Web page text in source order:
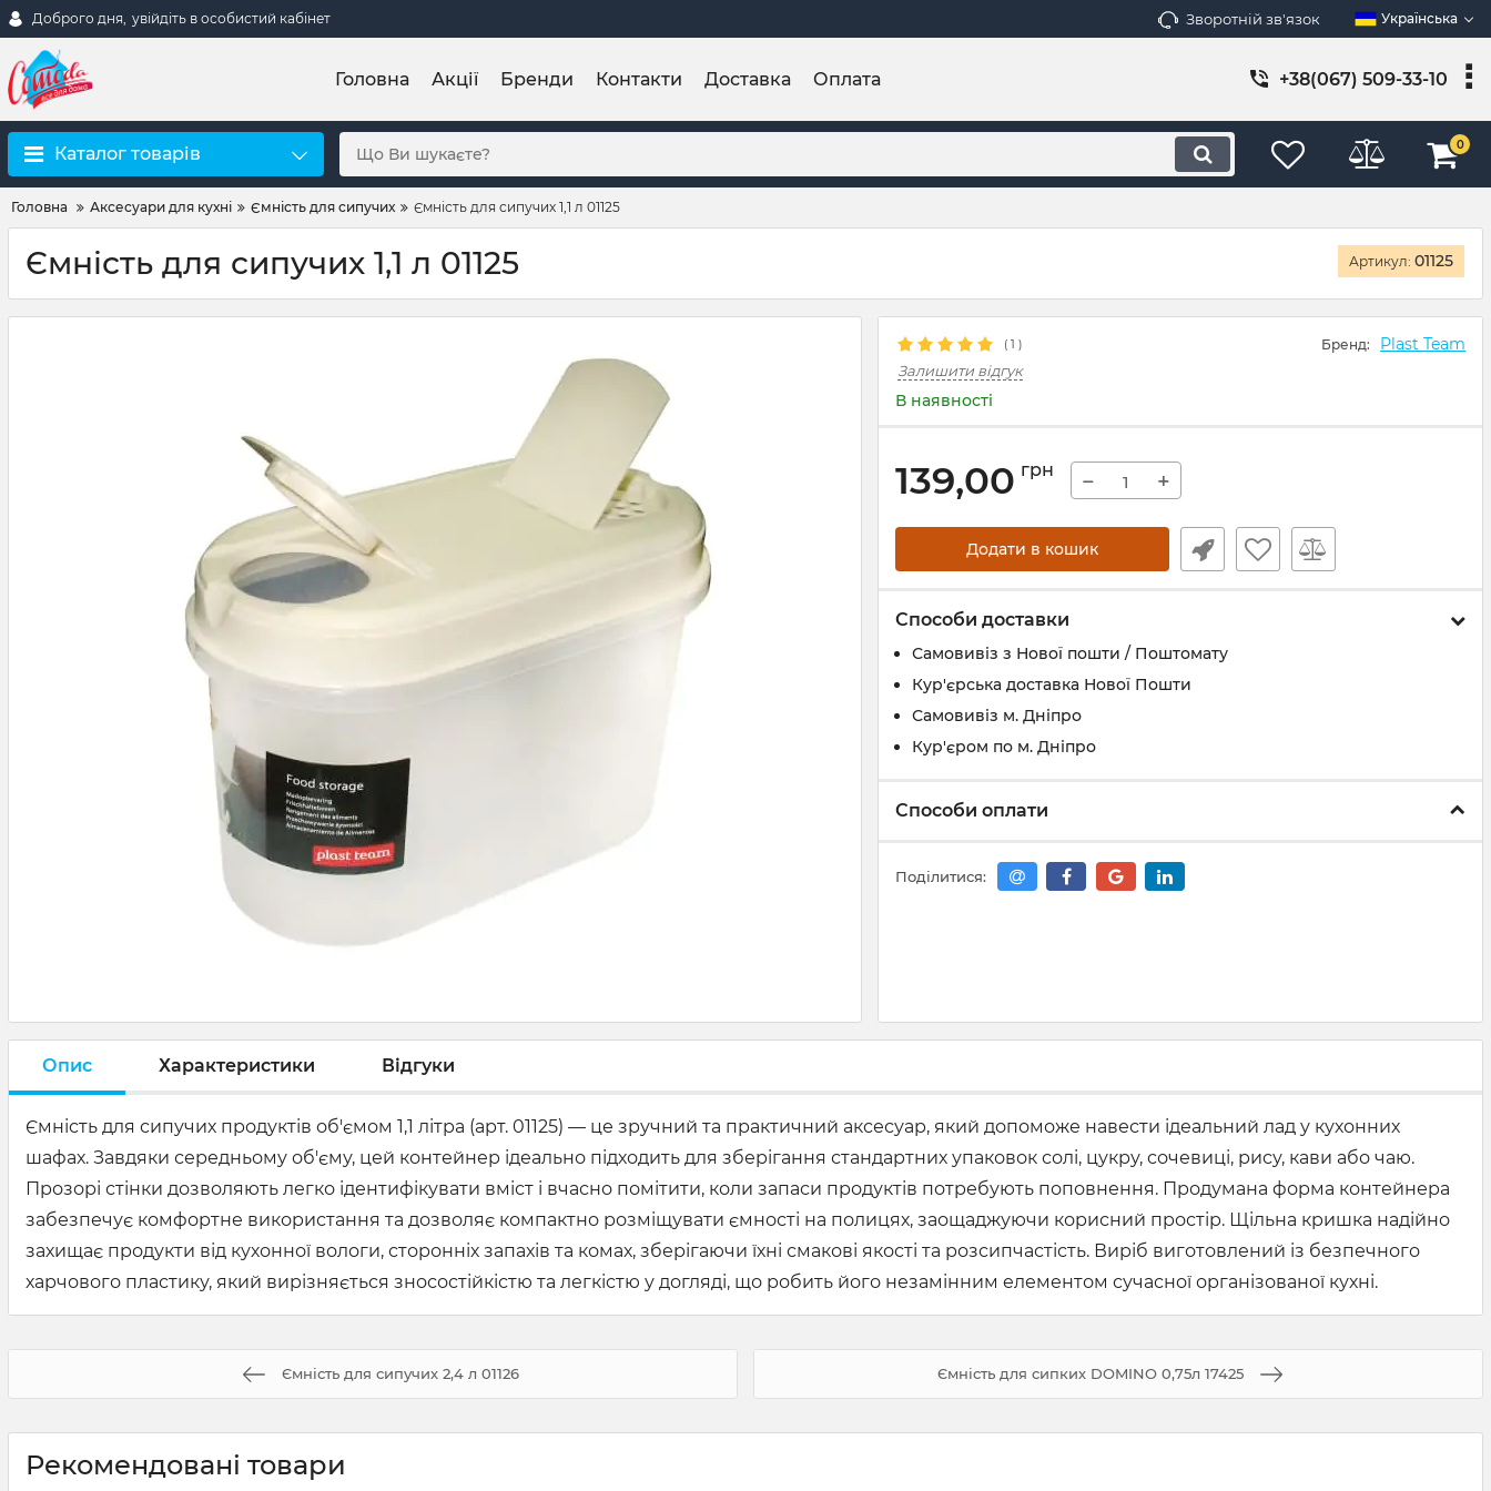
Доброго дня, увійдіть в особистий кабінет Зворотній зв'язок Українська
Головна Акції Бренди Контакти Доставка Оплата +38(067) 509-33-10
Каталог товарів 0
Головна Аксесуари для кухні Ємність для сипучих Ємність для сипучих 1,1 л 01125
Ємність для сипучих 1,1 л 01125 Артикул: 01125
( 1 ) Бренд: Plast Team
Залишити відгук
В наявності
139,00 грн − +
Додати в кошик
Способи доставки
Самовивіз з Нової пошти / Поштомату
Кур'єрська доставка Нової Пошти
Самовивіз м. Дніпро
Кур'єром по м. Дніпро
Способи оплати
Поділитися:
Опис Характеристики Відгуки
Ємність для сипучих продуктів об'ємом 1,1 літра (арт. 01125) — це зручний та практичний аксесуар, який допоможе навести ідеальний лад у кухонних
шафах. Завдяки середньому об'єму, цей контейнер ідеально підходить для зберігання стандартних упаковок солі, цукру, сочевиці, рису, кави або чаю.
Прозорі стінки дозволяють легко ідентифікувати вміст і вчасно помітити, коли запаси продуктів потребують поповнення. Продумана форма контейнера
забезпечує комфортне використання та дозволяє компактно розміщувати ємності на полицях, заощаджуючи корисний простір. Щільна кришка надійно
захищає продукти від кухонної вологи, сторонніх запахів та комах, зберігаючи їхні смакові якості та розсипчастість. Виріб виготовлений із безпечного
харчового пластику, який вирізняється зносостійкістю та легкістю у догляді, що робить його незамінним елементом сучасної організованої кухні.
Ємність для сипучих 2,4 л 01126 Ємність для сипких DOMINO 0,75л 17425
Рекомендовані товари